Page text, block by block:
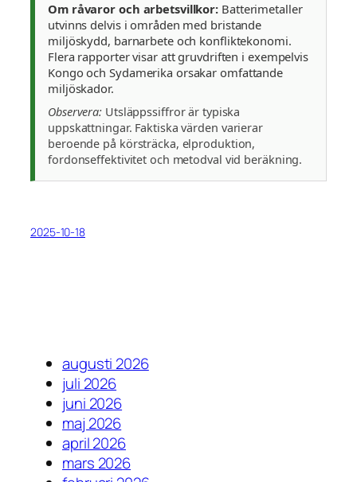
Om råvaror och arbetsvillkor: Batterimetaller
utvinns delvis i områden med bristande
miljöskydd, barnarbete och konfliktekonomi.
Flera rapporter visar att gruvdriften i exempelvis
Kongo och Sydamerika orsakar omfattande
miljöskador.
Observera: Utsläppssiffror är typiska
uppskattningar. Faktiska värden varierar
beroende på körsträcka, elproduktion,
fordonseffektivitet och metodval vid beräkning.
2025-10-18
augusti 2026
juli 2026
juni 2026
maj 2026
april 2026
mars 2026